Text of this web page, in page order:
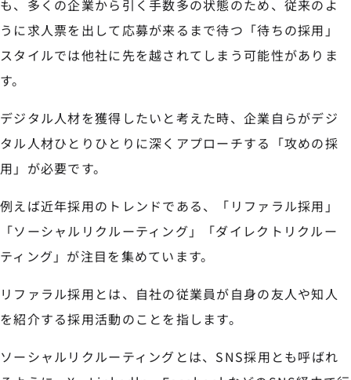
も、多くの企業から引く手数多の状態のため、従来のよ
うに求人票を出して応募が来るまで待つ「待ちの採用」
スタイルでは他社に先を越されてしまう可能性がありま
す。
デジタル人材を獲得したいと考えた時、企業自らがデジ
タル人材ひとりひとりに深くアプローチする「攻めの採
用」が必要です。
例えば近年採用のトレンドである、「リファラル採用」
「ソーシャルリクルーティング」「ダイレクトリクルー
ティング」が注目を集めています。
リファラル採用とは、自社の従業員が自身の友人や知人
を紹介する採用活動のことを指します。
ソーシャルリクルーティングとは、SNS採用とも呼ばれ